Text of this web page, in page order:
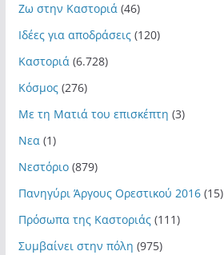
Ζω στην Καστοριά(46)
Ιδέες για αποδράσεις(120)
Καστοριά(6.728)
Κόσμος(276)
Με τη Ματιά του επισκέπτη (3)
Νεα(1)
Νεστόριο(879)
Πανηγύρι Άργους Ορεστικού 2016(15)
Πρόσωπα της Καστοριάς(111)
Συμβαίνει στην πόλη (975)